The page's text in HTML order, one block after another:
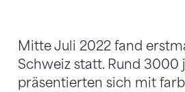
Mitte Juli 2022 fand
Schweiz statt. Rund 3000
präsentierten sich mit